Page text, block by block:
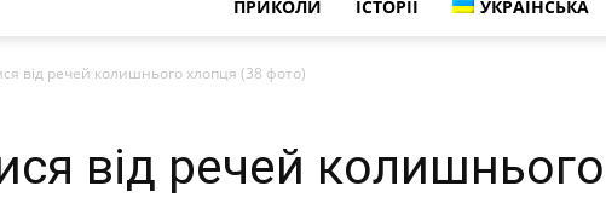
ПРИКОЛИ ІСТОРІЇ УКРАЇНСЬКА
від речей колишнього хлопця (38 фото)
від речей колишнього